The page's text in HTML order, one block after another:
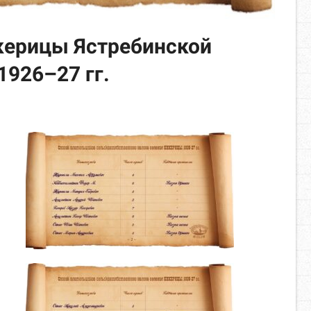
Ястребинской
гг.